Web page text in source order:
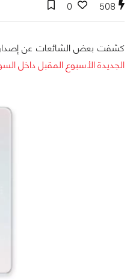
508
0
كشفت بعض الشائعات عن إصدار
الجديدة الأسبوع المقبل داخل